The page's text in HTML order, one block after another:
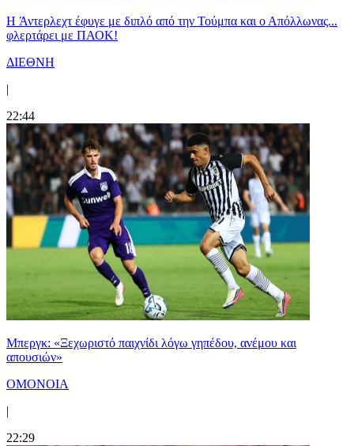
H Άντερλεχτ έφυγε με διπλό από την Τούμπα και ο Απόλλωνας...
φλερτάρει με ΠΑΟΚ!
ΔΙΕΘΝΗ
|
22:44
Μπεργκ: «Ξεχωριστό παιχνίδι λόγω γηπέδου, ανέμου και
απουσιών»
ΟΜΟΝΟΙΑ
|
22:29